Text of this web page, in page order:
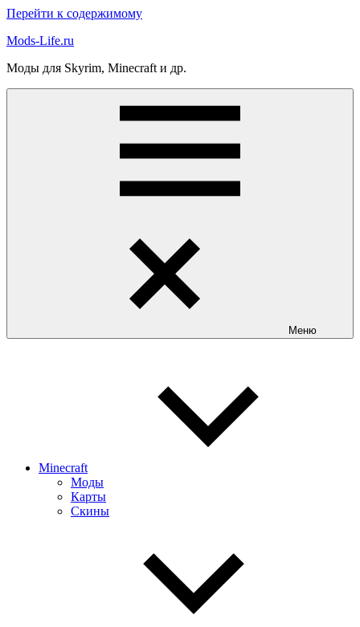
Перейти к содержимому
Mods-Life.ru
Моды для Skyrim, Minecraft и др.
Меню
Minecraft
Моды
Карты
Скины